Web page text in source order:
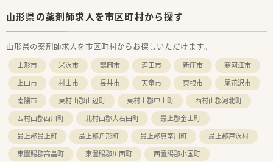
処方箋枚数も安定しているため、無理なくスキルを磨くことがで
きる環境です◎
近くにはスーパーもあり、就業前後のお買い物にも便利です。
・・【 こんな方にオススメ！ 】・・
★総合的に科目を学べる環境でスキルアップしていきたい方
★土日休みの店舗で、プライベートと両立しやすい環境で働きた
い方
★山形に根付いた働き方で、様々な店舗で経験を積みたい方
山形県の薬剤師求人を市区町村から探す
山形県の薬剤師求人を市区町村からお探しいただけます。
山形市 米沢市 鶴岡市 酒田市 新庄市
寒河江市
上山市
村山市 長井市 天童市 東根市
尾花沢市
南陽市
東村山郡山辺町 東村山郡中山町
西村山郡河北町
西村山郡西川町
北村山郡大石田町
最上郡金山町
最上郡最上町
最上郡舟形町 最上郡真室川町
最上郡戸沢村
東置賜郡高畠町
東置賜郡川西町
西置賜郡小国町